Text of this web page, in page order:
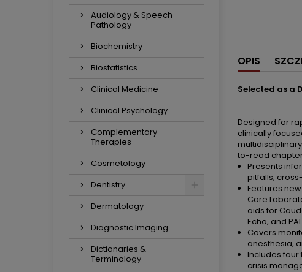
Audiology & Speech
Pathology
Biochemistry
Biostatistics
Clinical Medicine
Clinical Psychology
Complementary
Therapies
Cosmetology
Dentistry
Dermatology
Diagnostic Imaging
Dictionaries &
Terminology
OPIS
Sel‎ected as a
Designed for
clinically
to-read
Presents
pitfalls,
Features
Care
aids for
Echo, and
Covers
anesthesia,
Includes
crisis